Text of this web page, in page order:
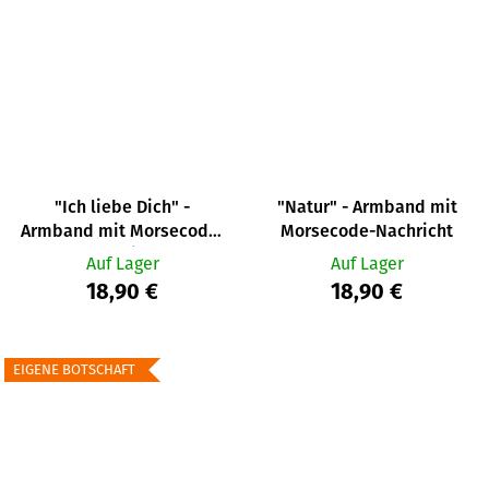
"Ich liebe Dich" -
Armband mit Morsecode-
Nachricht
Auf Lager
18,90 €
"Natur" - Armband mit
Morsecode-Nachricht
Auf Lager
18,90 €
EIGENE BOTSCHAFT